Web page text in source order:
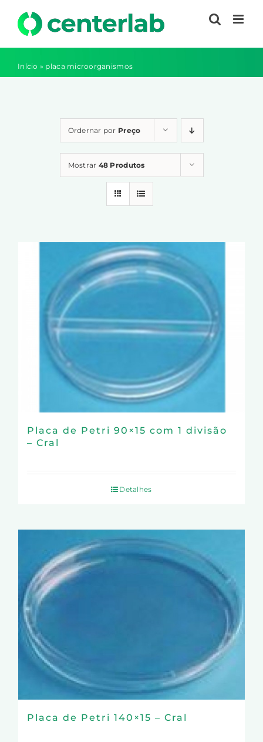
para
o
conteúdo
Início » placa microorganismos
Ordernar por Preço
Mostrar 48 Produtos
Placa de Petri 90×15 com 1 divisão
– Cral
Detalhes
Placa de Petri 140×15 – Cral